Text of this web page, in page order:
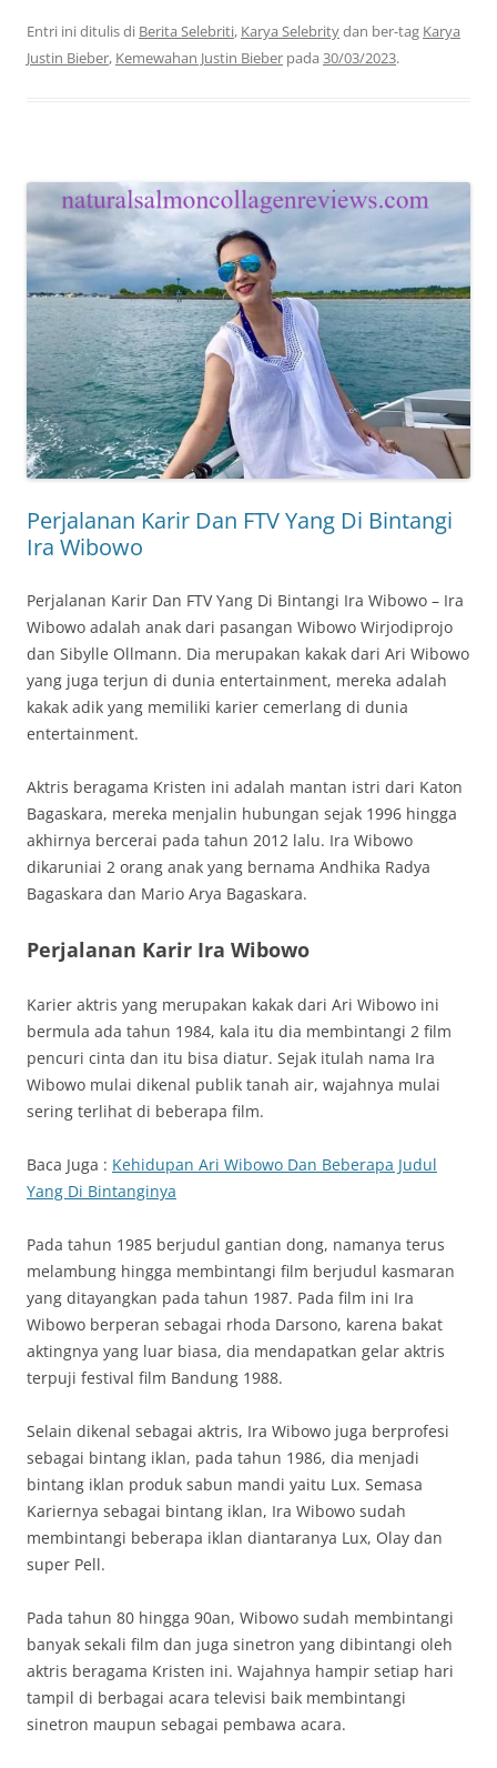
Entri ini ditulis di Berita Selebriti, Karya Selebritydan ber-tag Karya
Justin Bieber, Kemewahan Justin Bieber pada 30/03/2023.
Perjalanan Karir Dan FTV Yang Di Bintangi
Ira Wibowo
Perjalanan Karir Dan FTV Yang Di Bintangi Ira Wibowo – Ira
Wibowo adalah anak dari pasangan Wibowo Wirjodiprojo
dan Sibylle Ollmann. Dia merupakan kakak dari Ari Wibowo
yang juga terjun di dunia entertainment, mereka adalah
kakak adik yang memiliki karier cemerlang di dunia
entertainment.
Aktris beragama Kristen ini adalah mantan istri dari Katon
Bagaskara, mereka menjalin hubungan sejak 1996 hingga
akhirnya bercerai pada tahun 2012 lalu. Ira Wibowo
dikaruniai 2 orang anak yang bernama Andhika Radya
Bagaskara dan Mario Arya Bagaskara.
Perjalanan Karir Ira Wibowo
Karier aktris yang merupakan kakak dari Ari Wibowo ini
bermula ada tahun 1984, kala itu dia membintangi 2 film
pencuri cinta dan itu bisa diatur. Sejak itulah nama Ira
Wibowo mulai dikenal publik tanah air, wajahnya mulai
sering terlihat di beberapa film.
Baca Juga : Kehidupan Ari Wibowo Dan Beberapa Judul
Yang Di Bintanginya
Pada tahun 1985 berjudul gantian dong, namanya terus
melambung hingga membintangi film berjudul kasmaran
yang ditayangkan pada tahun 1987. Pada film ini Ira
Wibowo berperan sebagai rhoda Darsono, karena bakat
aktingnya yang luar biasa, dia mendapatkan gelar aktris
terpuji festival film Bandung 1988.
Selain dikenal sebagai aktris, Ira Wibowo juga berprofesi
sebagai bintang iklan, pada tahun 1986, dia menjadi
bintang iklan produk sabun mandi yaitu Lux. Semasa
Kariernya sebagai bintang iklan, Ira Wibowo sudah
membintangi beberapa iklan diantaranya Lux, Olay dan
super Pell.
Pada tahun 80 hingga 90an, Wibowo sudah membintangi
banyak sekali film dan juga sinetron yang dibintangi oleh
aktris beragama Kristen ini. Wajahnya hampir setiap hari
tampil di berbagai acara televisi baik membintangi
sinetron maupun sebagai pembawa acara.